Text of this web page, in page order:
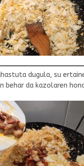
dugula, su
behar da kazolaren